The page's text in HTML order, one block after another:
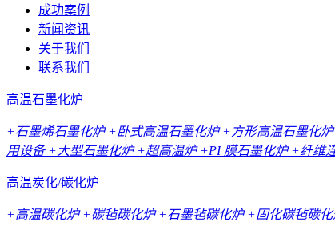
成功案例
新闻资讯
关于我们
联系我们
高温石墨化炉
+石墨烯石墨化炉+卧式高温石墨化炉+方形高温石墨化炉
用设备 +大型石墨化炉+超高温炉+PI 膜石墨化炉+纤维
高温炭化/碳化炉
+高温碳化炉+碳毡碳化炉+石墨毡碳化炉+固化碳毡碳